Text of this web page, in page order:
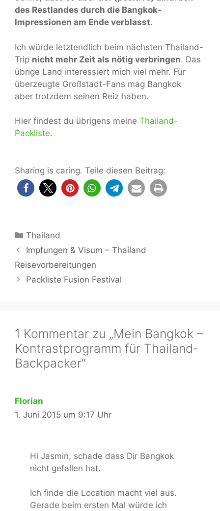
des Restlandes durch die Bangkok-
Impressionen am Ende verblasst.
Ich würde letztendlich beim nächsten Thailand-
Trip nicht mehr Zeit als nötig verbringen. Das
übrige Land interessiert mich viel mehr. Für
überzeugte Großstadt-Fans mag Bangkok
aber trotzdem seinen Reiz haben.
Hier findest du übrigens meine Thailand-
Packliste.
Sharing is caring. Teile diesen Beitrag:
Kategorien
Thailand
Impfungen & Visum – Thailand
Reisevorbereitungen
Packliste Fusion Festival
1 Kommentar zu „Mein Bangkok –
Kontrastprogramm für Thailand-
Backpacker“
Florian
1. Juni 2015 um 9:17 Uhr
Hi Jasmin, schade dass Dir Bangkok
nicht gefallen hat.
Ich finde die Location macht viel aus.
Gerade beim ersten Mal würde ich